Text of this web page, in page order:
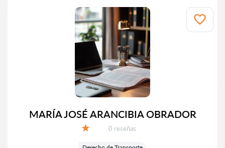
MARÍA JOSÉ ARANCIBIA OBRADOR
Número de reseñas:
0 reseñas